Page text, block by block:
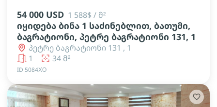
54 000 USD 1 588$ / მ²
იყიდება ბინა 1 საძინებლით, ბათუმი,
ბაგრატიონი, პეტრე ბაგრატიონი 131, 1
პეტრე ბაგრატიონი 131 , 1
1
34 მ²
ID 5084ХО